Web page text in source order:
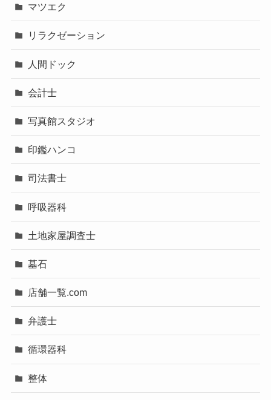
マツエク
リラクゼーション
人間ドック
会計士
写真館スタジオ
印鑑ハンコ
司法書士
呼吸器科
土地家屋調査士
墓石
店舗一覧.com
弁護士
循環器科
整体